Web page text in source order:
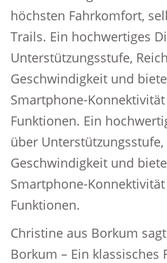
höchsten Fahrkomfort,
Trails. Ein hochwertiges
Unterstützungsstufe,
Geschwindigkeit und
Smartphone-
Funktionen. Ein
über
Geschwindigkeit und
Smartphone-
Funktionen.
Christine aus Borkum
Borkum – Ein klassisches